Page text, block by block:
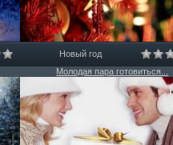
Новый год
Молодая пара готовиться...